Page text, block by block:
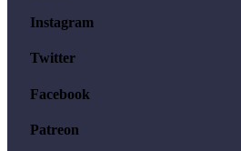
Instagram
Twitter
Facebook
Patreon